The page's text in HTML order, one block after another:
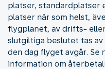
platser, standardplatser
platser när som helst,
flygplanet, av drifts-
slutgiltiga beslutet tas
den dag flyget avgår. Se
information om